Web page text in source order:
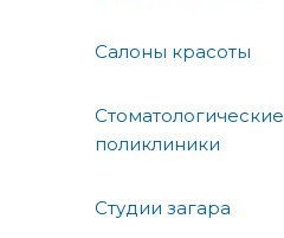
Салоны красоты
Стоматологические
поликлиники
Студии загара